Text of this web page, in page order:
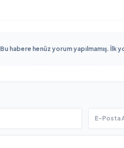
Bu habere henüz yorum yapılmamış. İlk